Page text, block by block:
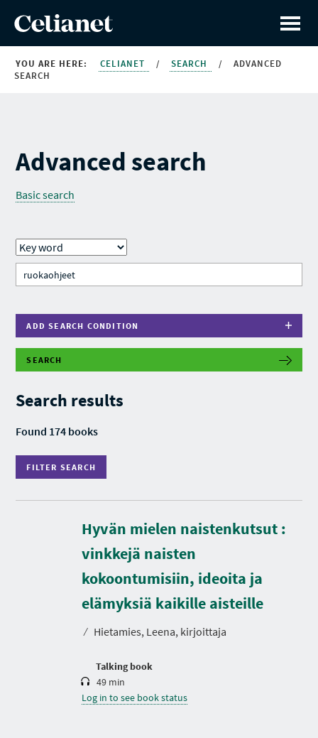
YOU ARE HERE: CELIANET / SEARCH /
ADVANCED
SEARCH
Advanced search
Basic search
ADD SEARCH CONDITION
SEARCH
Search results
Found 174 books
FILTER SEARCH
F
T
S
A
R
C
Hyvän mielen naistenkutsut :
vinkkejä naisten
kokoontumisiin, ideoita ja
elämyksiä kaikille aisteille
⁄ Hietamies, Leena, kirjoittaja
Talking book
D
u
r
a
i
49 min
Log in to see book status